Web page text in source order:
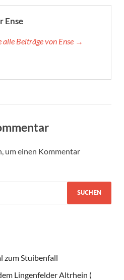
Ense
alle Beiträge von Ense →
um einen Kommentar
zum Stuibenfall
Lingenfelder Altrhein (